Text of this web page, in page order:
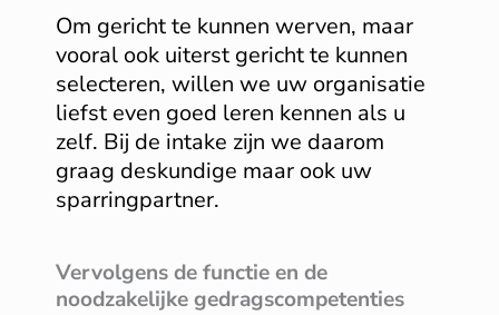
Om gericht te kunnen werven, maar
vooral ook uiterst gericht te kunnen
selecteren, willen we uw organisatie
liefst even goed leren kennen als u
zelf. Bij de intake zijn we daarom
graag deskundige maar ook uw
sparringpartner.
Vervolgens de functie en de
noodzakelijke gedragscompetenties